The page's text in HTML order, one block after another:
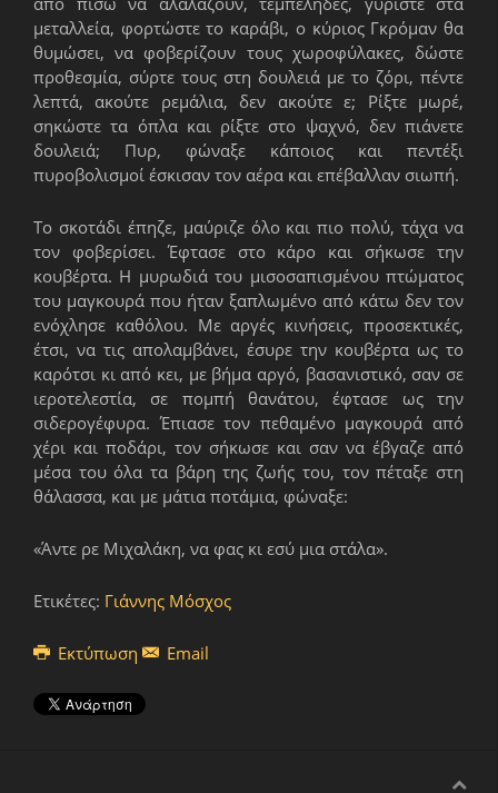
μεταλλεία, φορτώστε το καράβι, ο κύριος Γκρόμαν θα
θυμώσει, να φοβερίζουν τους χωροφύλακες, δώστε
προθεσμία, σύρτε τους στη δουλειά με το ζόρι, πέντε
λεπτά, ακούτε ρεμάλια, δεν ακούτε ε; Ρίξτε μωρέ,
σηκώστε τα όπλα και ρίξτε στο ψαχνό, δεν πιάνετε
δουλειά; Πυρ, φώναξε κάποιος και πεντέξι
πυροβολισμοί έσκισαν τον αέρα και επέβαλλαν σιωπή.
Το σκοτάδι έπηζε, μαύριζε όλο και πιο πολύ, τάχα να
τον φοβερίσει. Έφτασε στο κάρο και σήκωσε την
κουβέρτα. Η μυρωδιά του μισοσαπισμένου πτώματος
του μαγκουρά που ήταν ξαπλωμένο από κάτω δεν τον
ενόχλησε καθόλου. Με αργές κινήσεις, προσεκτικές,
έτσι, να τις απολαμβάνει, έσυρε την κουβέρτα ως το
καρότσι κι από κει, με βήμα αργό, βασανιστικό, σαν σε
ιεροτελεστία, σε πομπή θανάτου, έφτασε ως την
σιδερογέφυρα. Έπιασε τον πεθαμένο μαγκουρά από
χέρι και ποδάρι, τον σήκωσε και σαν να έβγαζε από
μέσα του όλα τα βάρη της ζωής του, τον πέταξε στη
θάλασσα, και με μάτια ποτάμια, φώναξε:
«Άντε ρε Μιχαλάκη, να φας κι εσύ μια στάλα».
Ετικέτες: Γιάννης Μόσχος
Εκτύπωση Email